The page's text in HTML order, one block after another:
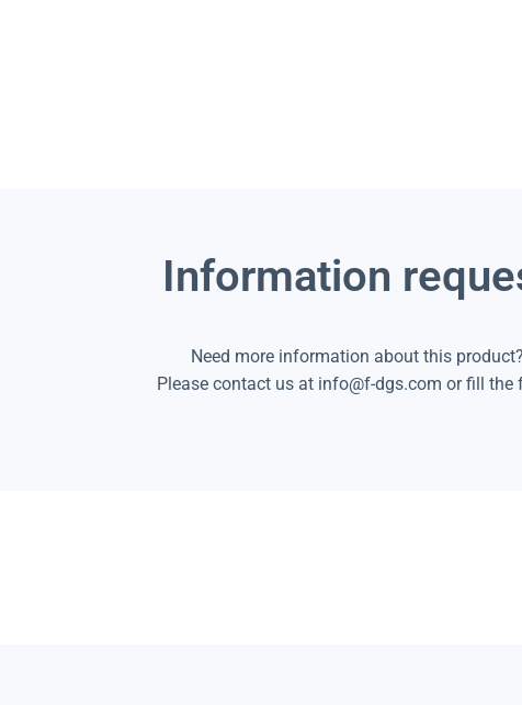
Information
Need more information about this product?
Please contact us at info@f-dgs.com or fill the